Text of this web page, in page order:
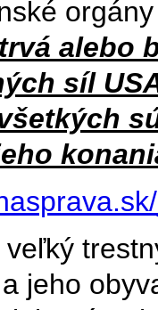
alebo
síl
jeho